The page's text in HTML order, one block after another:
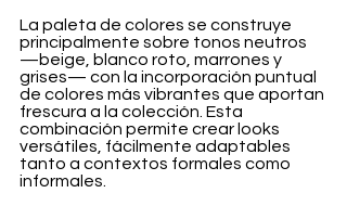
La paleta de colores se construye
principalmente sobre tonos neutros
—beige, blanco roto, marrones y
grises— con la incorporación puntual
de colores más vibrantes que aportan
frescura a la colección. Esta
combinación permite crear looks
versátiles, fácilmente adaptables
tanto a contextos formales como
informales.